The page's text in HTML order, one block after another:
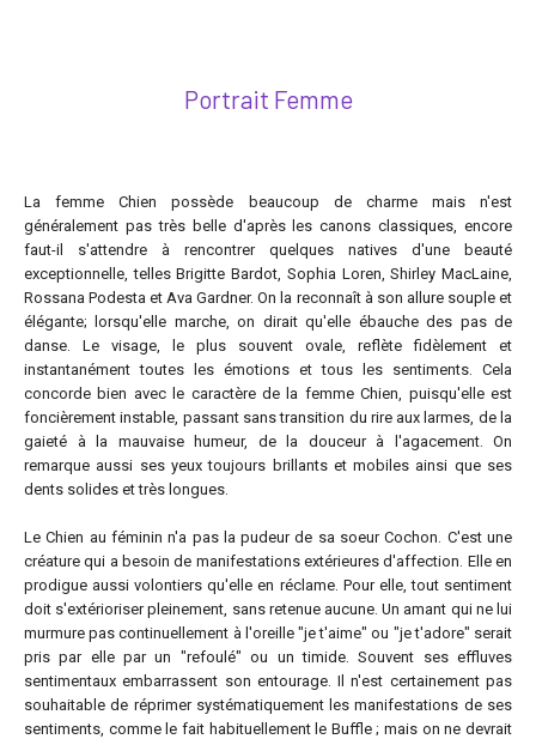
Portrait Femme
La femme Chien possède beaucoup de charme mais n'est
généralement pas très belle d'après les canons classiques, encore
faut-il s'attendre à rencontrer quelques natives d'une beauté
exceptionnelle, telles Brigitte Bardot, Sophia Loren, Shirley MacLaine,
Rossana Podesta et Ava Gardner. On la reconnaît à son allure souple et
élégante; lorsqu'elle marche, on dirait qu'elle ébauche des pas de
danse. Le visage, le plus souvent ovale, reflète fidèlement et
instantanément toutes les émotions et tous les sentiments. Cela
concorde bien avec le caractère de la femme Chien, puisqu'elle est
foncièrement instable, passant sans transition du rire aux larmes, de la
gaieté à la mauvaise humeur, de la douceur à l'agacement. On
remarque aussi ses yeux toujours brillants et mobiles ainsi que ses
dents solides et très longues.
Le Chien au féminin n'a pas la pudeur de sa soeur Cochon. C'est une
créature qui a besoin de manifestations extérieures d'affection. Elle en
prodigue aussi volontiers qu'elle en réclame. Pour elle, tout sentiment
doit s'extérioriser pleinement, sans retenue aucune. Un amant qui ne lui
murmure pas continuellement à l'oreille "je t'aime" ou "je t'adore" serait
pris par elle par un "refoulé" ou un timide. Souvent ses effluves
sentimentaux embarrassent son entourage. Il n'est certainement pas
souhaitable de réprimer systématiquement les manifestations de ses
sentiments, comme le fait habituellement le Buffle ; mais on ne devrait